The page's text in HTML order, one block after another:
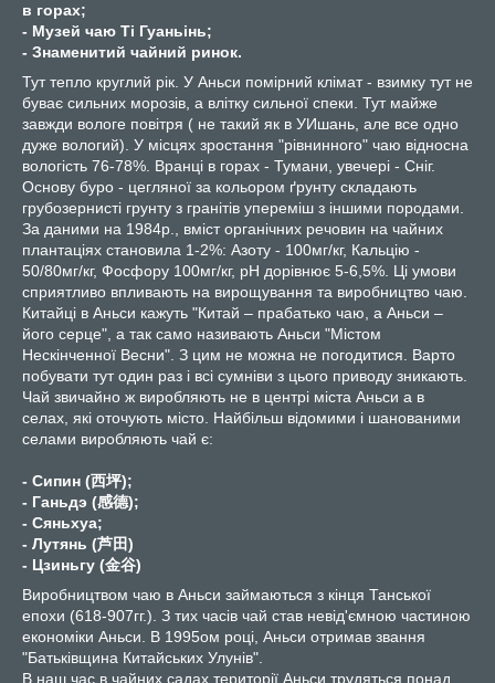
в горах;
- Музей чаю Ті Гуаньінь;
- Знаменитий чайний ринок.
Тут тепло круглий рік. У Аньси помірний клімат - взимку тут не
буває сильних морозів, а влітку сильної спеки. Тут майже
завжди вологе повітря ( не такий як в УИшань, але все одно
дуже вологий). У місцях зростання "рівнинного" чаю відносна
вологість 76-78%. Вранці в горах - Тумани, увечері - Сніг.
Основу буро - цегляної за кольором ґрунту складають
грубозернисті грунту з гранітів упереміш з іншими породами.
За даними на 1984р., вміст органічних речовин на чайних
плантаціях становила 1-2%: Азоту - 100мг/кг, Кальцію -
50/80мг/кг, Фосфору 100мг/кг, рН дорівнює 5-6,5%. Ці умови
сприятливо впливають на вирощування та виробництво чаю.
Китайці в Аньси кажуть "Китай – прабатько чаю, а Аньси –
його серце", а так само називають Аньси "Містом
Нескінченної Весни". З цим не можна не погодитися. Варто
побувати тут один раз і всі сумніви з цього приводу зникають.
Чай звичайно ж виробляють не в центрі міста Аньси а в
селах, які оточують місто. Найбільш відомими і шанованими
селами виробляють чай є:
- Сипин (西坪);
- Ганьдэ (感德);
- Сяньхуа;
- Лутянь (芦田)
- Цзиньгу (金谷)
Виробництвом чаю в Аньси займаються з кінця Танської
епохи (618-907гг.). З тих часів чай став невід'ємною частиною
економіки Аньси. В 1995ом році, Аньси отримав звання
"Батьківщина Китайських Улунів".
В наш час в чайних садах території Аньси трудяться понад